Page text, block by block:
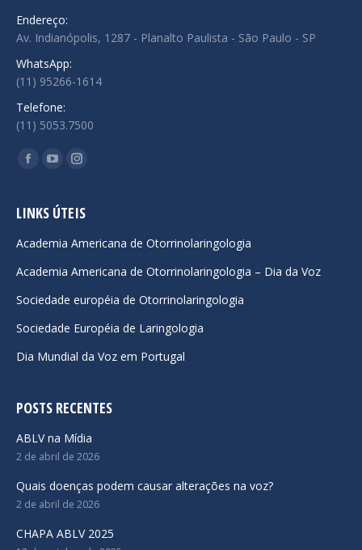
Endereço:
Av. Indianópolis, 1287 - Planalto Paulista - São Paulo - SP
WhatsApp:
(11) 95266-1614
Telefone:
(11) 5053.7500
Encontre-nos em:
Facebook
opens
new
window
YouTube
opens
new
window
Instagram
opens
new
window
LINKS ÚTEIS
Academia Americana de Otorrinolaringologia
Academia Americana de Otorrinolaringologia – Dia da Voz
Sociedade européia de Otorrinolaringologia
Sociedade Européia de Laringologia
Dia Mundial da Voz em Portugal
POSTS RECENTES
ABLV na Mídia
2 de abril de 2026
Quais doenças podem causar alterações na voz?
2 de abril de 2026
CHAPA ABLV 2025